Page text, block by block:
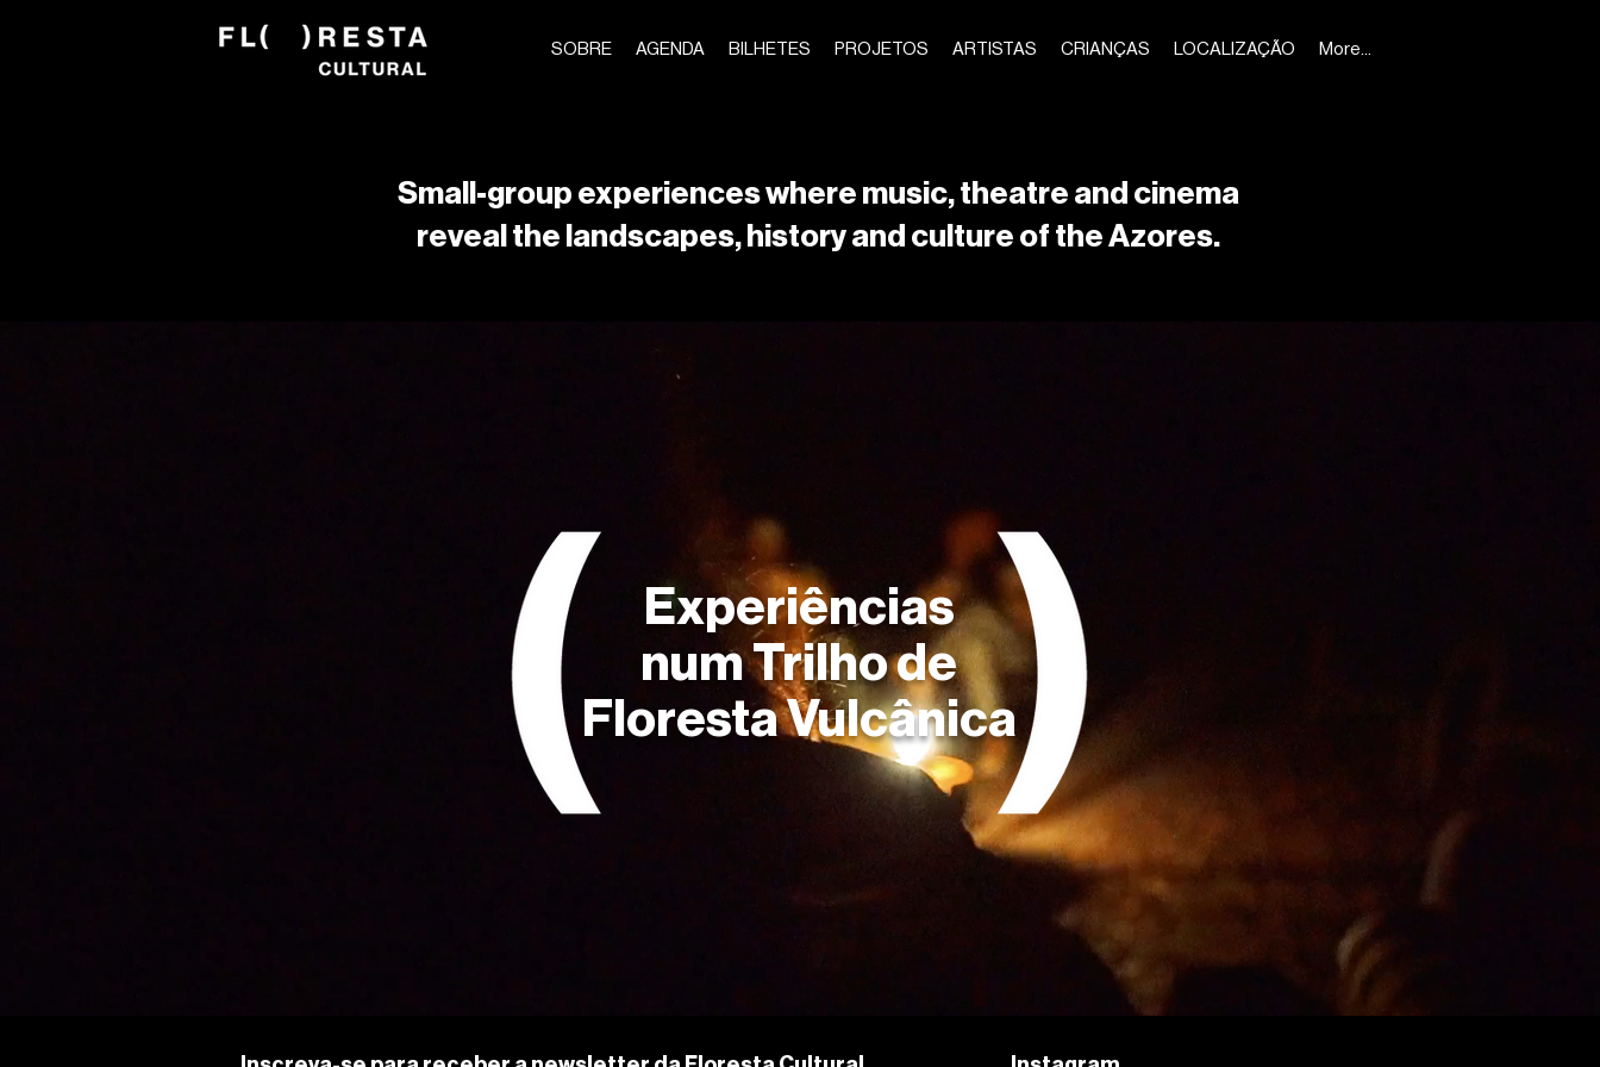
SOBRE AGENDA BILHETES PROJETOS ARTISTAS CRIANÇAS LOCALIZAÇÃO More...
Small-group experiences where music, theatre and cinema
reveal the landscapes, history and culture of the Azores.
Experiências
num Trilho de
Floresta Vulcânica